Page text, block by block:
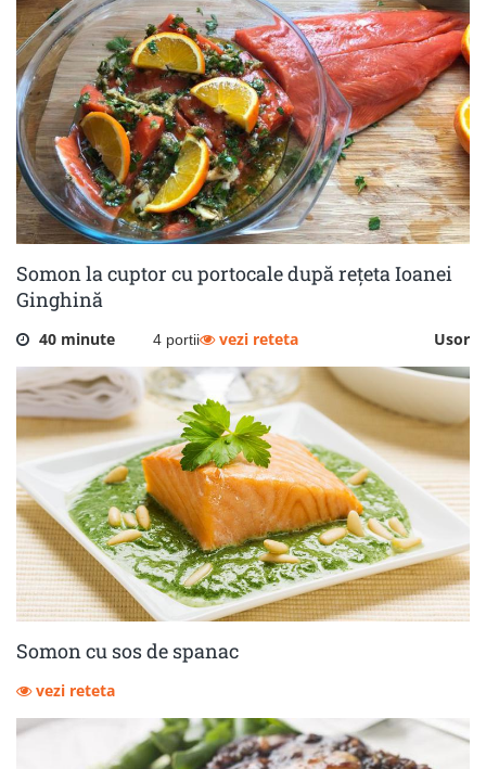
Somon la cuptor cu portocale după rețeta Ioanei
Ginghină
40 minute 4 portii Usor
vezi reteta
Somon cu sos de spanac
vezi reteta